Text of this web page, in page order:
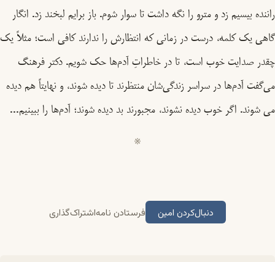
راننده بیسیم زد و مترو را نگه داشت تا سوار شوم. باز برایم لبخند زد. انگار
گاهی یک کلمه، درست در زمانی که انتظارش را ندارند کافی است؛ مثلاً یک
چقدر صدایت خوب است، تا در خاطراتِ آدم‌ها حک شویم. دکتر فرهنگ
می‌گفت آدم‌ها در سراسر زندگی‌شان منتظرند تا دیده شوند، و نهایتاً هم دیده
می شوند. اگر خوب دیده نشوند، مجبورند بد دیده شوند؛ آدم‌ها را ببینیم...
دنبال‌کردن امین فرستادن نامهاشتراک‌گذاری